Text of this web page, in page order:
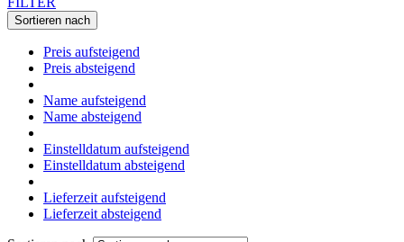
Sortieren nach
Preis aufsteigend
Preis absteigend
Name aufsteigend
Name absteigend
Einstelldatum aufsteigend
Einstelldatum absteigend
Lieferzeit aufsteigend
Lieferzeit absteigend